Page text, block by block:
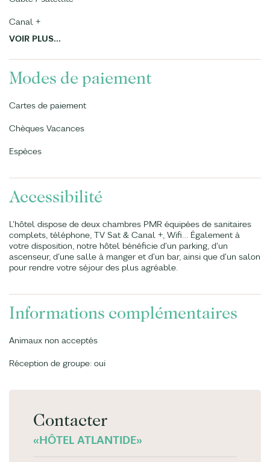
Canal +
VOIR PLUS...
Modes de paiement
Cartes de paiement
Chèques Vacances
Espèces
Accessibilité
L'hôtel dispose de deux chambres PMR équipées de sanitaires
complets, téléphone, TV Sat & Canal +, Wifi… Également à
votre disposition, notre hôtel bénéficie d'un parking, d'un
ascenseur, d'une salle à manger et d'un bar, ainsi que d'un salon
pour rendre votre séjour des plus agréable.
Informations complémentaires
Animaux non acceptés
Réception de groupe: oui
Contacter
«HÔTEL ATLANTIDE»